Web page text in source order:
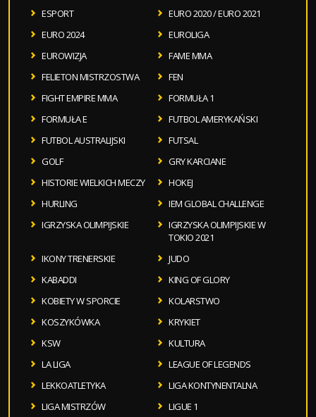
ESPORT
EURO 2020 / EURO 2021
EURO 2024
EUROLIGA
EUROWIZJA
FAME MMA
FELIETON MISTRZOSTWA
FEN
FIGHT EMPIRE MMA
FORMUŁA 1
FORMUŁA E
FUTBOL AMERYKAŃSKI
FUTBOL AUSTRALIJSKI
FUTSAL
GOLF
GRY KARCIANE
HISTORIE WIELKICH MECZY
HOKEJ
HURLING
IEM GLOBAL CHALLENGE
IGRZYSKA OLIMPIJSKIE
IGRZYSKA OLIMPIJSKIE W
TOKIO 2021
IKONY TRENERSKIE
JUDO
KABADDI
KING OF GLORY
KOBIETY W SPORCIE
KOLARSTWO
KOSZYKÓWKA
KRYKIET
KSW
KULTURA
LA LIGA
LEAGUE OF LEGENDS
LEKKOATLETYKA
LIGA KONTYNENTALNA
LIGA MISTRZÓW
LIGUE 1